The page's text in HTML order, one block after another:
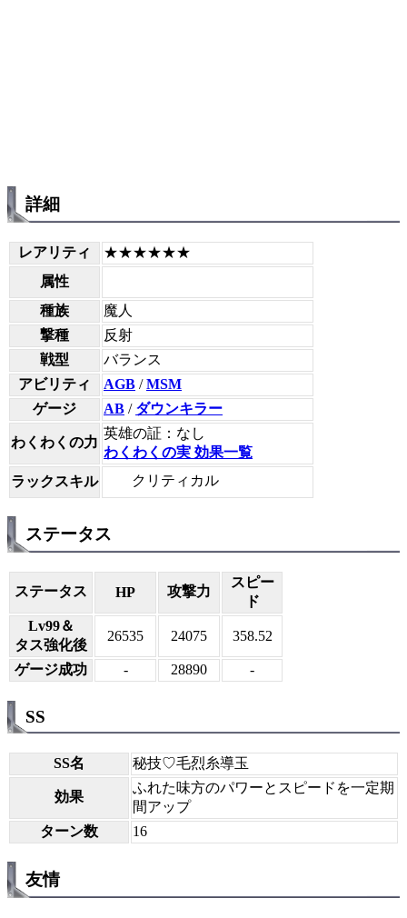
詳細
レアリティ
★★★★★★
属性
種族
魔人
撃種
反射
戦型
バランス
アビリティ
AGB /MSM
ゲージ
AB / ダウンキラー
わくわくの力
英雄の証：なし
わくわくの実 効果一覧
ラックスキル
クリティカル
ステータス
ステータス HP 攻撃力
スピー
ド
Lv99＆
タス強化後
26535 24075 358.52
ゲージ成功 - 28890 -
SS
SS名 秘技♡毛烈糸導玉
効果
ふれた味方のパワーとスピードを一定期
間アップ
ターン数
16
友情